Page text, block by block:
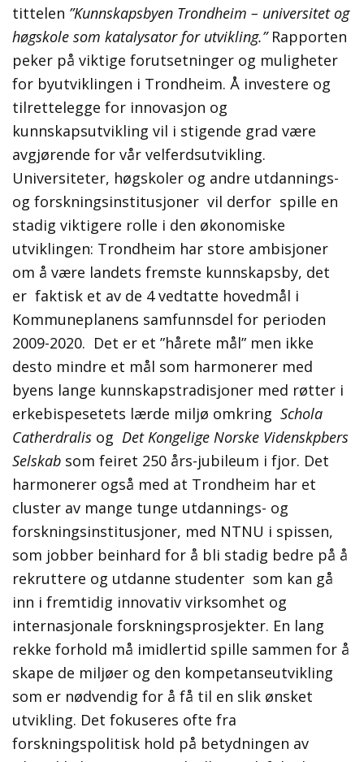
tittelen ”Kunnskapsbyen Trondheim – universitet og
høgskole som katalysator for utvikling.”Rapporten
peker på viktige forutsetninger og muligheter
for byutviklingen i Trondheim. Å investere og
tilrettelegge for innovasjon og
kunnskapsutvikling vil i stigende grad være
avgjørende for vår velferdsutvikling.
Universiteter, høgskoler og andre utdannings-
og forskningsinstitusjoner vil derfor spille en
stadig viktigere rolle i den økonomiske
utviklingen: Trondheim har store ambisjoner
om å være landets fremste kunnskapsby, det
er faktisk et av de 4 vedtatte hovedmål i
Kommuneplanens samfunnsdel for perioden
2009-2020. Det er et ”hårete mål” men ikke
desto mindre et mål som harmonerer med
byens lange kunnskapstradisjoner med røtter i
erkebispesetets lærde miljø omkring Schola
Catherdralis og Det Kongelige Norske Videnskpbers
Selskab som feiret 250 års-jubileum i fjor. Det
harmonerer også med at Trondheim har et
cluster av mange tunge utdannings- og
forskningsinstitusjoner, med NTNU i spissen,
som jobber beinhard for å bli stadig bedre på å
rekruttere og utdanne studenter som kan gå
inn i fremtidig innovativ virksomhet og
internasjonale forskningsprosjekter. En lang
rekke forhold må imidlertid spille sammen for å
skape de miljøer og den kompetanseutvikling
som er nødvendig for å få til en slik ønsket
utvikling. Det fokuseres ofte fra
forskningspolitisk hold på betydningen av